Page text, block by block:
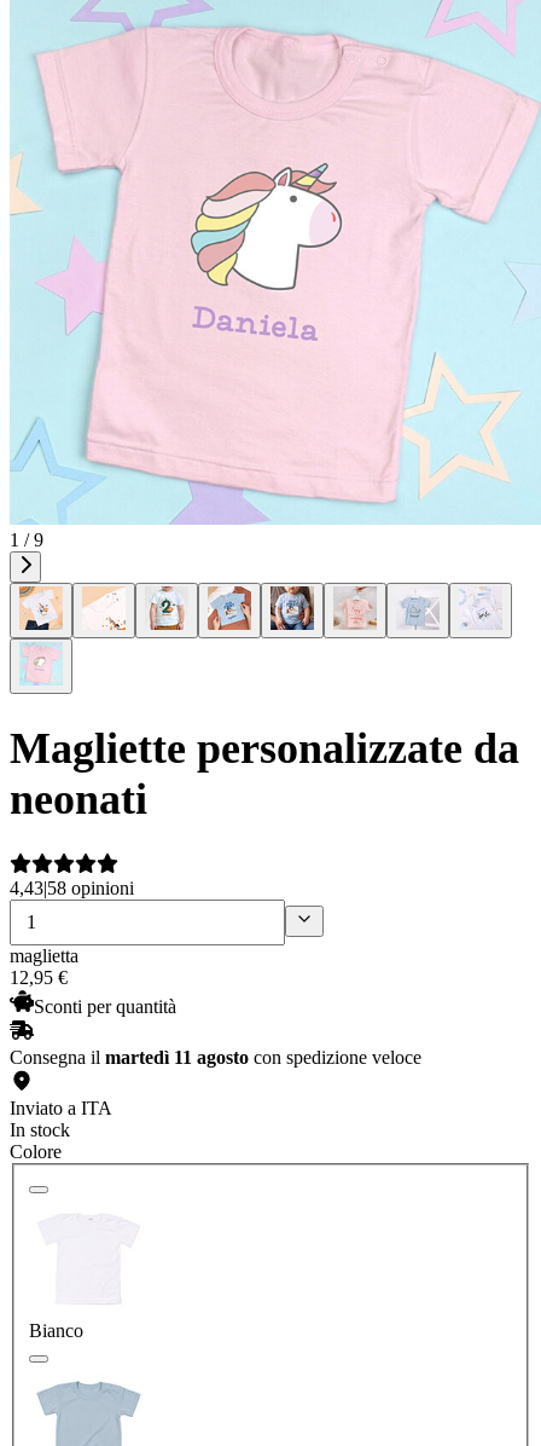
1 / 9
Magliette personalizzate da
neonati
4,43|58 opinioni
maglietta
12,95 €
Sconti per quantità
Consegna il martedì 11 agosto con spedizione veloce
Inviato a ITA
In stock
Colore
Bianco